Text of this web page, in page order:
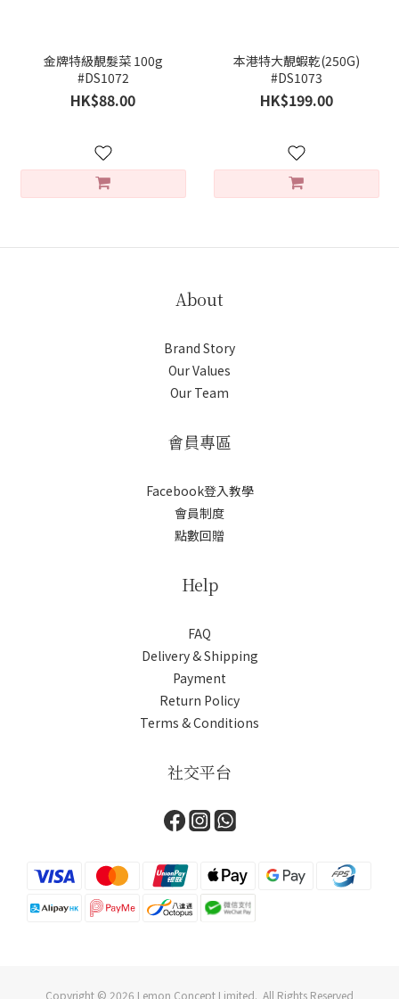
金牌特級靚髮菜 100g
#DS1072
HK$88.00
本港特大靚蝦乾(250G)
#DS1073
HK$199.00
About
Brand Story
Our Values
Our Team
會員專區
Facebook登入教學
會員制度
點數回贈
Help
FAQ
Delivery & Shipping
Payment
Return Policy
Terms & Conditions
社交平台
Copyright © 2026 Lemon Concept Limited. All Rights Reserved